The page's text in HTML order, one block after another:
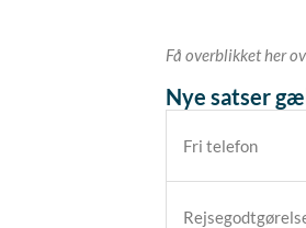
Få overblikket her
Nye satser
Fri telefon